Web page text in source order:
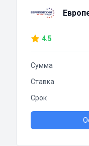
4.5
Сумма
Ставка
Срок